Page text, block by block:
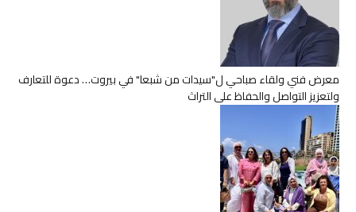
معرض فني ولقاء صباحي ل"سيدات من شبعا" في بيروت… دعوة للتعارف
ولتعزيز التواصل والحفاظ على التراث